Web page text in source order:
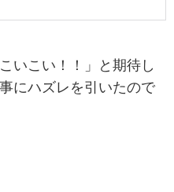
いこい！！」と期待し
にハズレを引いたので